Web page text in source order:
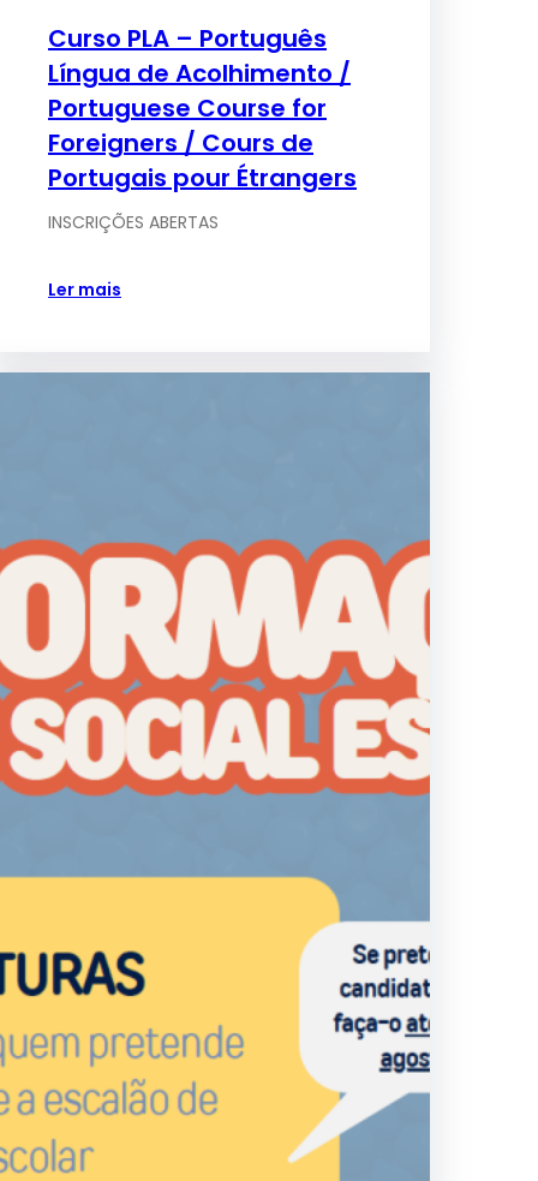
Curso PLA – Português
Língua de Acolhimento /
Portuguese Course for
Foreigners / Cours de
Portugais pour Étrangers
INSCRIÇÕES ABERTAS
Ler mais